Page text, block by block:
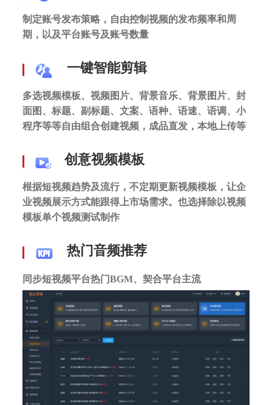
制定账号发布策略，自由控制视频的发布频率和周
期，以及平台账号及账号数量
一键智能剪辑
多选视频模板、视频图片、背景音乐、背景图片、封
面图、标题、副标题、文案、语种、语速、语调、小
程序等等自由组合创建视频，成品直发，本地上传等
创意视频模板
根据短视频趋势及流行，不定期更新视频模板，让企
业视频展示方式能跟得上市场需求。也选择除以视频
模板单个视频测试制作
热门音频推荐
同步短视频平台热门BGM、契合平台主流